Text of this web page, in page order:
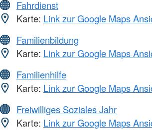
Fahrdienst
Karte: Link zur Google Maps
Familienbildung
Karte: Link zur Google Maps
Familienhilfe
Karte: Link zur Google Maps
Freiwilliges Soziales Jahr
Karte: Link zur Google Maps